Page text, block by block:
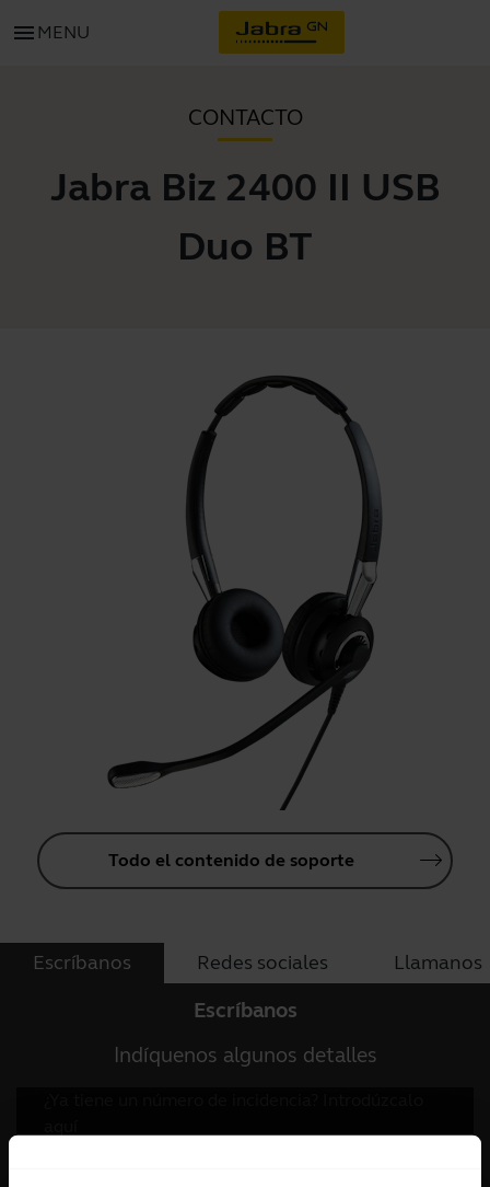
menu MENU
CONTACTO
Jabra Biz 2400 II USB
Duo BT
Todo el contenido de soporte
Escríbanos Redes sociales Llamanos
Escríbanos
Indíquenos algunos detalles